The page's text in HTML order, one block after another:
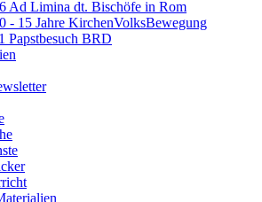
Ad Limina dt. Bischöfe in Rom
- 15 Jahre KirchenVolksBewegung
Papstbesuch BRD